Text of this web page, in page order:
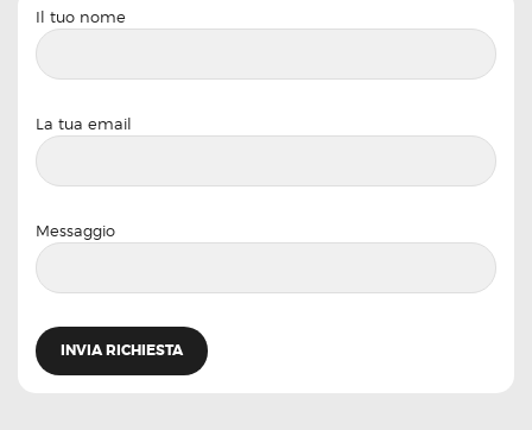
Il tuo nome
La tua email
Messaggio